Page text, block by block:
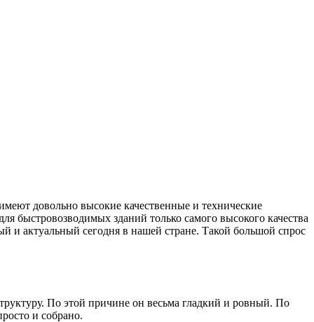
довольно высокие качественные и технические
быстровозводимых зданий только самого высокого качества
и актуальный сегодня в нашей стране. Такой большой спрос
По этой причине он весьма гладкий и ровный. По
и собрано.